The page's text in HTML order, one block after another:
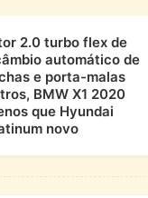
2.0 turbo flex de
automático de
e porta-malas
BMW X1 2020
que Hyundai
novo